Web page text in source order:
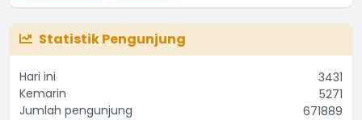
Statistik Pengunjung
Hari ini
3431
Kemarin
5271
Jumlah pengunjung
671889